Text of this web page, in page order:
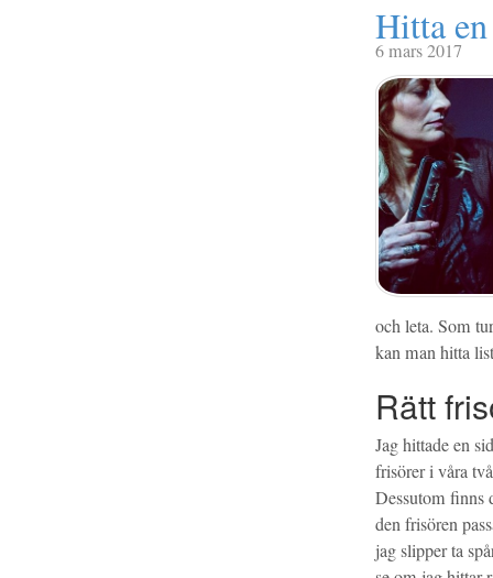
Hitta
6 mars 2017
och leta. Som
kan man hitta
Rätt
Jag hittade en
frisörer i våra
Dessutom finns
den frisören
jag slipper ta